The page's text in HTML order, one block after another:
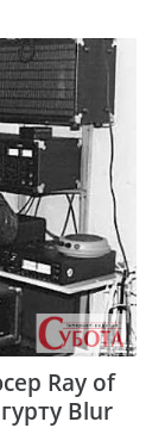
Ray of
Blur